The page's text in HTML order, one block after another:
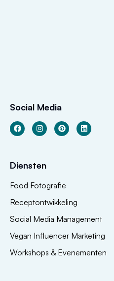
Social Media
Diensten
Food Fotografie
Receptontwikkeling
Social Media Management
Vegan Influencer Marketing
Workshops & Evenementen